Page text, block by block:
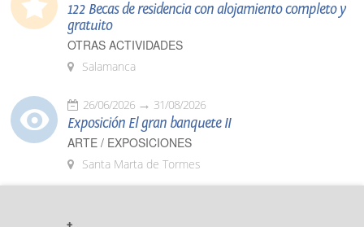
122 Becas de residencia con alojamiento completo y
gratuito
OTRAS ACTIVIDADES
Salamanca
26/06/2026 31/08/2026
Exposición El gran banquete II
ARTE / EXPOSICIONES
Santa Marta de Tormes